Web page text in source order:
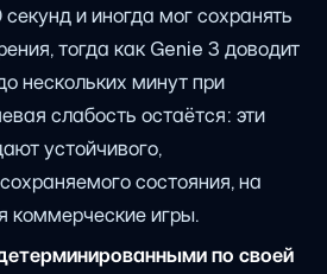
и иногда мог сохранять
тогда как Genie 3 доводит
нескольких минут при
слабость остаётся: эти
устойчивого,
состояния, на
коммерческие игры.
по своей